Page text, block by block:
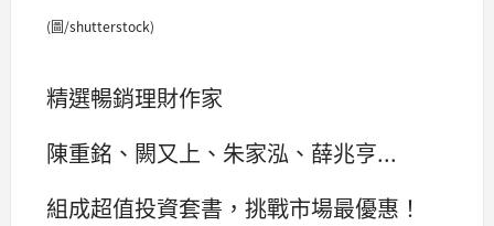
(圖/shutterstock)
精選暢銷理財作家
陳重銘、闕又上、朱家泓、薛兆亨...
組成超值投資套書，挑戰市場最優惠！